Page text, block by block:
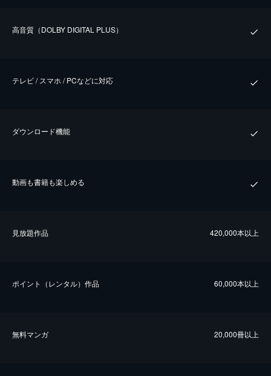
⾼⾳質（DOLBY DIGITAL PLUS）
テレビ / スマホ / PCなどに対応
ダウンロード機能
動画も書籍も楽しめる
⾒放題作品 420,000本以上
ポイント（レンタル）作品 60,000本以上
無料マンガ 20,000冊以上